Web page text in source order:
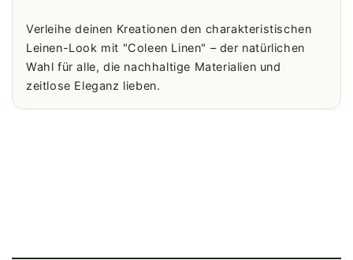
Verleihe deinen Kreationen den charakteristischen
Leinen-Look mit "Coleen Linen" – der natürlichen
Wahl für alle, die nachhaltige Materialien und
zeitlose Eleganz lieben.